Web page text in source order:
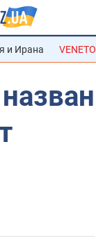
и Ирана VENETO